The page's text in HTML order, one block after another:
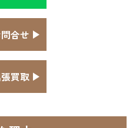
合せ
買取